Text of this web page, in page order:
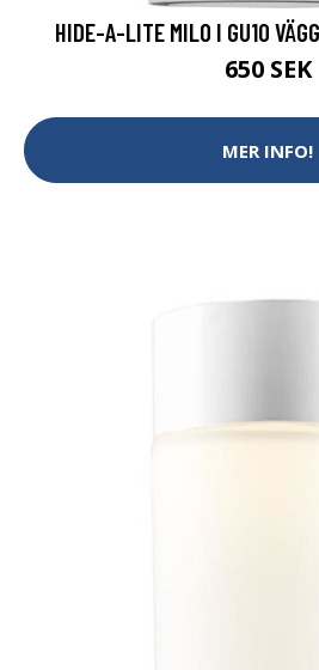
HIDE-A-LITE MILO I GU10
650 SEK
MER INFO!